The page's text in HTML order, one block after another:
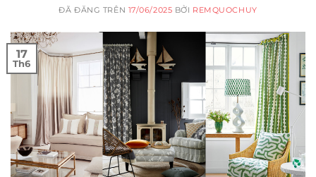
ĐÃ ĐĂNG TRÊN 17/06/2025 BỞI REMQUOCHUY
17
Th6